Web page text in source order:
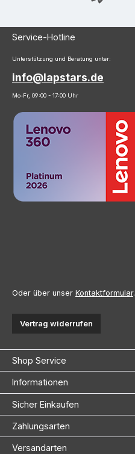
Service-Hotline
Unterstützung und Beratung unter:
info@lapstars.de
Mo-Fr, 09:00 - 17:00 Uhr
Oder über unser Kontaktformular.
Vertrag widerrufen
Shop Service
Informationen
Sicher Einkaufen
Zahlungsarten
Versandarten